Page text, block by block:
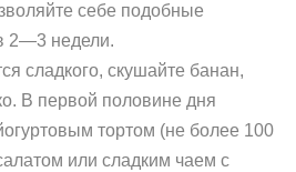
себе подобные
2—3 недели.
сладкого, скушайте банан,
В первой половине дня
тортом (не более 100
или сладким чаем с